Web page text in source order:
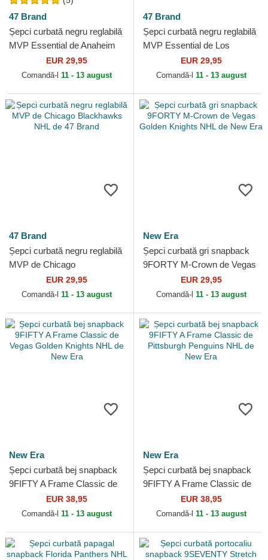
47 Brand
Șepci curbată negru reglabilă
MVP Essential de Anaheim
Ducks NHL de 47 Brand
EUR 29,95
Comandă-l 11 - 13 august
47 Brand
Șepci curbată negru reglabilă
MVP Essential de Los
Angeles Kings NHL de 47
Brand
EUR 29,95
Comandă-l 11 - 13 august
47 Brand
Șepci curbată negru reglabilă
MVP de Chicago
Blackhawks NHL de 47
Brand
EUR 29,95
Comandă-l 11 - 13 august
New Era
Șepci curbată gri snapback
9FORTY M-Crown de Vegas
Golden Knights NHL de New
Era
EUR 29,95
Comandă-l 11 - 13 august
New Era
Șepci curbată bej snapback
9FIFTY A Frame Classic de
Vegas Golden Knights NHL
de New Era
EUR 38,95
Comandă-l 11 - 13 august
New Era
Șepci curbată bej snapback
9FIFTY A Frame Classic de
Pittsburgh Penguins NHL de
New Era
EUR 38,95
Comandă-l 11 - 13 august